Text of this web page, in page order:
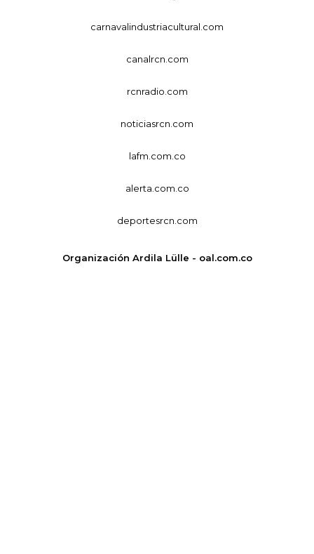
carnavalindustriacultural.com
canalrcn.com
rcnradio.com
noticiasrcn.com
lafm.com.co
alerta.com.co
deportesrcn.com
Organización Ardila Lülle - oal.com.co